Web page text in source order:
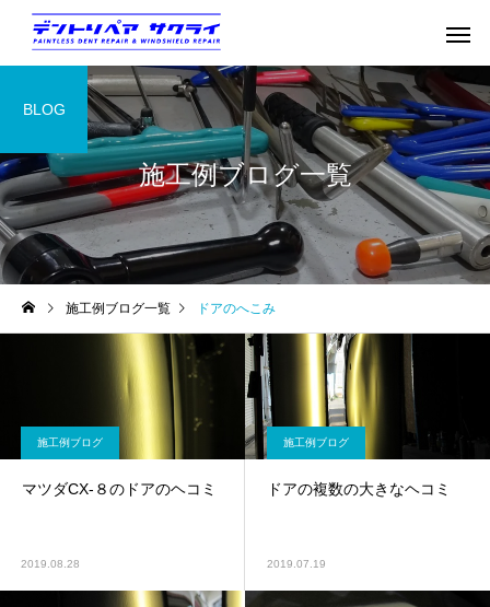
施工例ブログ一覧
BLOG
施工例ブログ一覧 ドアのへこみ
施工例ブログ
マツダCX-８のドアのヘコミ
2019.08.28
施工例ブログ
ドアの複数の大きなヘコミ
2019.07.19